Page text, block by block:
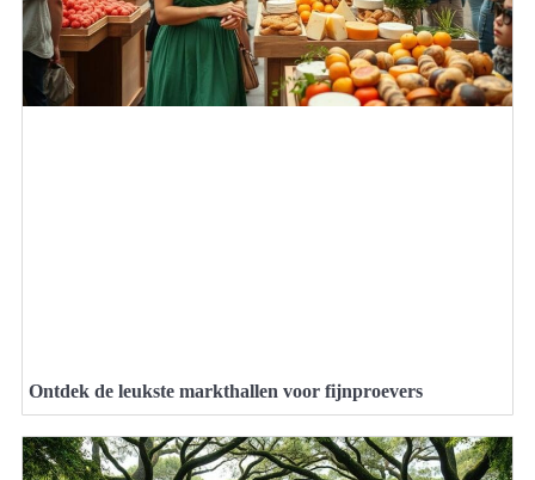
Ontdek de leukste markthallen voor fijnproevers